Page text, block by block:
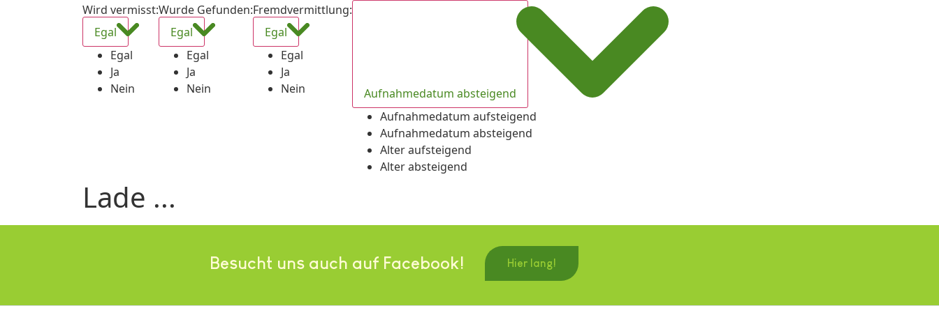
Wird vermisst:
Egal
Egal
Ja
Nein
Wurde Gefunden:
Egal
Egal
Ja
Nein
Fremdvermittlung:
Egal
Egal
Ja
Nein
Aufnahmedatum absteigend
Aufnahmedatum aufsteigend
Aufnahmedatum absteigend
Alter aufsteigend
Alter absteigend
Lade ...
Besucht uns auch auf Facebook! Hier lang!